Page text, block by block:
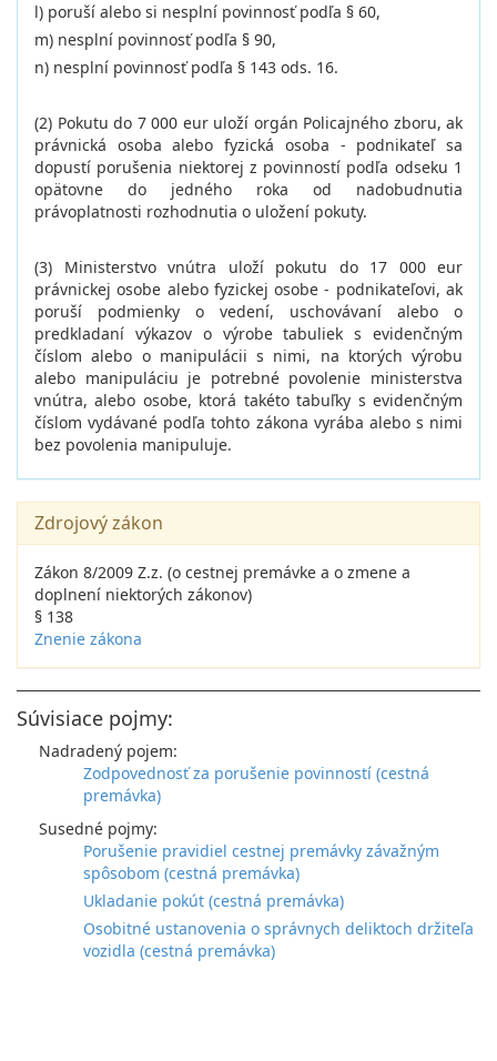
l) poruší alebo si nesplní povinnosť podľa § 60,
m) nesplní povinnosť podľa § 90,
n) nesplní povinnosť podľa § 143 ods. 16.
(2) Pokutu do 7 000 eur uloží orgán Policajného zboru, ak
právnická osoba alebo fyzická osoba - podnikateľ sa
dopustí porušenia niektorej z povinností podľa odseku 1
opätovne do jedného roka od nadobudnutia
právoplatnosti rozhodnutia o uložení pokuty.
(3) Ministerstvo vnútra uloží pokutu do 17 000 eur
právnickej osobe alebo fyzickej osobe - podnikateľovi, ak
poruší podmienky o vedení, uschovávaní alebo o
predkladaní výkazov o výrobe tabuliek s evidenčným
číslom alebo o manipulácii s nimi, na ktorých výrobu
alebo manipuláciu je potrebné povolenie ministerstva
vnútra, alebo osobe, ktorá takéto tabuľky s evidenčným
číslom vydávané podľa tohto zákona vyrába alebo s nimi
bez povolenia manipuluje.
Zdrojový zákon
Zákon 8/2009 Z.z. (o cestnej premávke a o zmene a
doplnení niektorých zákonov)
§ 138
Znenie zákona
Súvisiace pojmy:
Nadradený pojem:
Zodpovednosť za porušenie povinností (cestná
premávka)
Susedné pojmy:
Porušenie pravidiel cestnej premávky závažným
spôsobom (cestná premávka)
Ukladanie pokút (cestná premávka)
Osobitné ustanovenia o správnych deliktoch držiteľa
vozidla (cestná premávka)